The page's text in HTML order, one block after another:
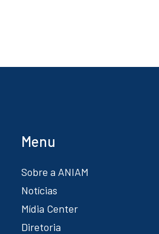
Menu
Sobre a ANIAM
Notícias
Mídia Center
Diretoria